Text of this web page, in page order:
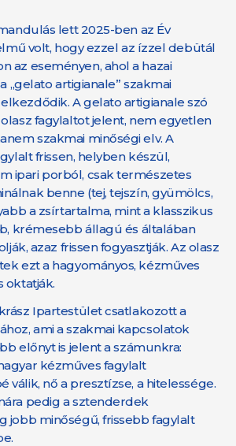
lett 2025-ben az Év
volt, hogy ezzel az ízzel debütál
az eseményen, ahol a hazai
„gelato artigianale” szakmai
A gelato artigianale szó
fagylaltot jelent, nem egyetlen
szakmai minőségi elv. A
frissen, helyben készül,
ipari porból, csak természetes
benne (tej, tejszín, gyümölcs,
a zsírtartalma, mint a klasszikus
krémesebb állagú és általában
azaz frissen fogyasztják. Az olasz
ezt a hagyományos, kézműves
oktatják.
Ipartestület csatlakozott a
ami a szakmai kapcsolatok
előnyt is jelent a számunkra:
kézműves fagylalt
válik, nő a presztízse, a hitelessége.
pedig a sztenderdek
jobb minőségű, frissebb fagylalt